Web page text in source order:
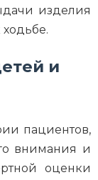
изделия
и
пациентов,
внимания и
оценки